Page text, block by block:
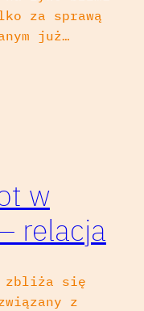
za sprawą
już…
w
relacja
zbliża się
z